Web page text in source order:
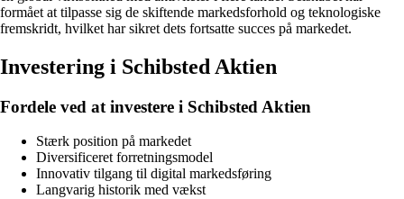
formået at tilpasse sig de skiftende markedsforhold og teknologiske
fremskridt, hvilket har sikret dets fortsatte succes på markedet.
Investering i Schibsted Aktien
Fordele ved at investere i Schibsted Aktien
Stærk position på markedet
Diversificeret forretningsmodel
Innovativ tilgang til digital markedsføring
Langvarig historik med vækst